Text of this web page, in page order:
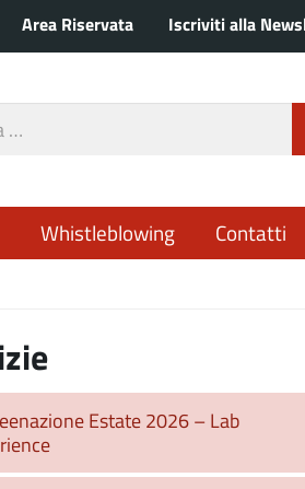
Area Riservata Iscriviti alla
Whistleblowing Contatti
Estate 2026 – Lab